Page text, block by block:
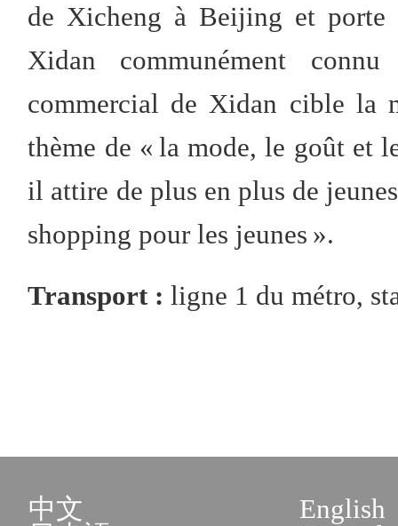
de Xicheng à Beijing et porte
Xidan communément
commercial de Xidan cible la
thème de « la mode, le goût et
il attire de plus en plus de
shopping pour les jeunes ».
Transport : ligne 1 du métro,
中文
English